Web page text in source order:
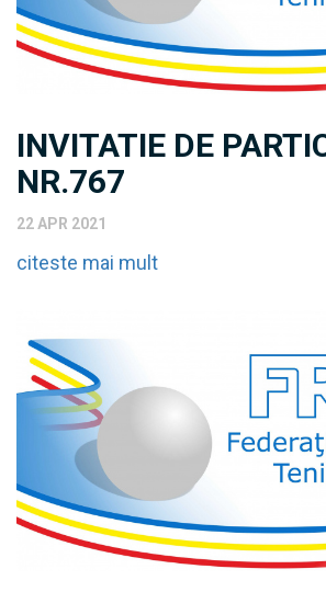
INVITATIE DE
NR.767
22 APR 2021
citeste mai mult